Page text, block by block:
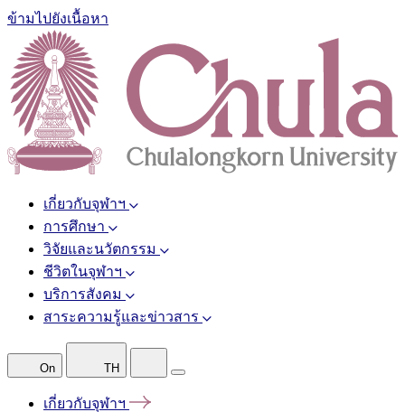
ข้ามไปยังเนื้อหา
เกี่ยวกับจุฬาฯ
การศึกษา
วิจัยและนวัตกรรม
ชีวิตในจุฬาฯ
บริการสังคม
สาระความรู้และข่าวสาร
On TH
เกี่ยวกับจุฬาฯ